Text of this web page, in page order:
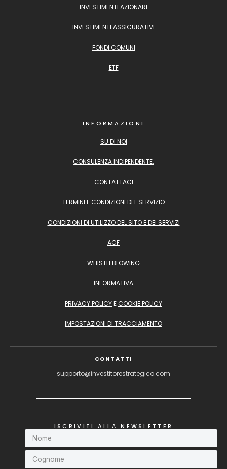
INVESTIMENTI AZIONARI
INVESTIMENTI ASSICURATIVI
FONDI COMUNI
ETF
INFORMAZIONI
SU DI NOI
CONSULENZA INDIPENDENTE.
CONTATTACI
TERMINI E CONDIZIONI DEL SERVIZIO
CONDIZIONI DI UTILIZZO DEL SITO E DEI SERVIZI
ACF
WHISTLEBLOWING
INFORMATIVA
PRIVACY POLICYECOOKIE POLICY
IMPOSTAZIONI DI TRACCIAMENTO
CONTATTI
supporto@investitorestrategico.com
ISCRIVITI ALLA NEWSLETTER